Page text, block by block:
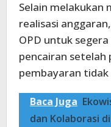
Selain
realisasi
OPD untuk
pencairan setelah
pembayaran
Baca Juga
dan Kolaborasi